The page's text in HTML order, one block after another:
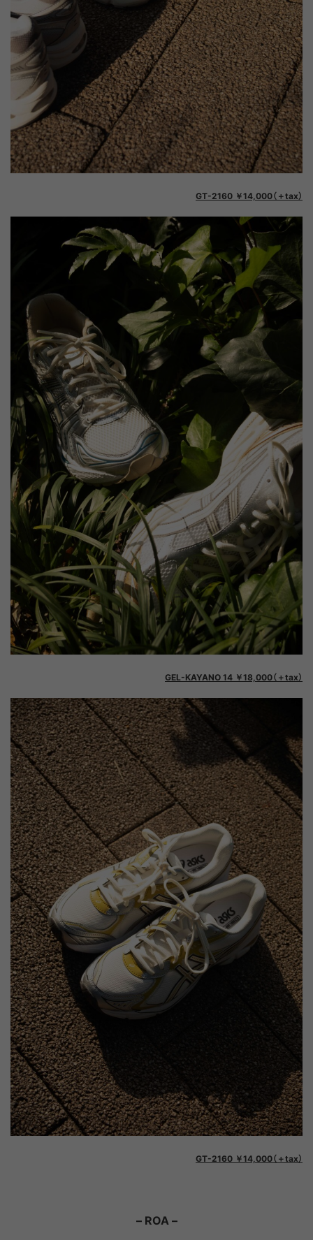
GT-2160 ￥14,000（＋tax）
GEL-KAYANO 14 ￥18,000（＋tax）
GT-2160 ￥14,000（＋tax）
– ROA –